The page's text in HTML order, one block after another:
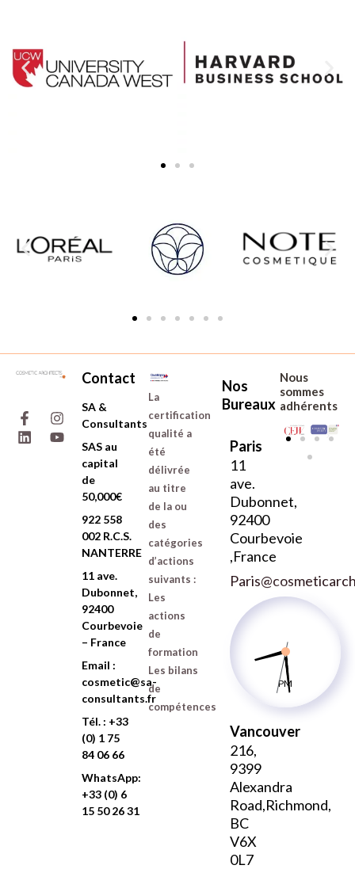
a
c
e
n
s
t
i
n
k
o
u
t
Contact
SA &
Consultants
SAS au
capital
de
50,000€
922 558
002 R.C.S.
NANTERRE
11 ave.
Dubonnet,
92400
Courbevoie
– France
Email :
cosmetic@sa-
consultants.fr
Tél. : +33
(0) 1 75
84 06 66
WhatsApp:
+33 (0) 6
15 50 26 31
La
certification
qualité a
été
délivrée
au titre
de la ou
des
catégories
d’actions
suivants :
Les
actions
de
formation
Les bilans
de
compétences
Nos
Bureaux
Paris
11
ave.
Dubonnet,
92400
Courbevoie
,France
PM
Vancouver
216,
9399
Alexandra
Road,Richmond,
BC
V6X
0L7
Nous
sommes
adhérents